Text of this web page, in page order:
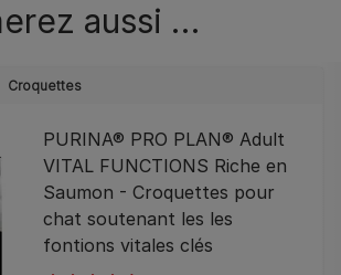
aussi …
Croquettes
PURINA® PRO PLAN® Adult
VITAL FUNCTIONS Riche en
Saumon - Croquettes pour
chat soutenant les les
fontions vitales clés